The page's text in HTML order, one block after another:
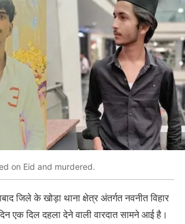
on Eid and murdered.
जिले के खोड़ा थाना क्षेत्र अंतर्गत नवनीत विहार
एक दिल दहला देने वाली वारदात सामने आई है।